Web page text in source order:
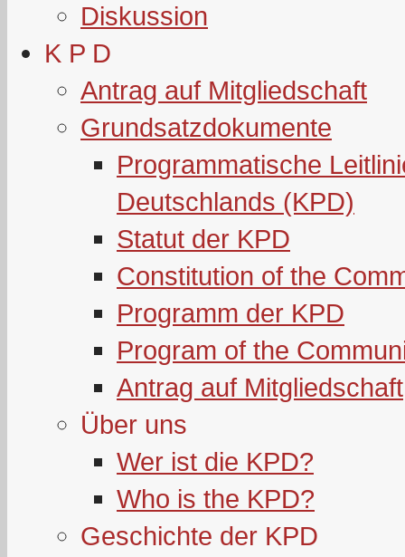
Diskussion
K P D
Antrag auf Mitgliedschaft
Grundsatzdokumente
Programmatische
Deutschlands (KPD)
Statut der KPD
Constitution of the
Programm der KPD
Program of the
Antrag auf Mitgliedschaft
Über uns
Wer ist die KPD?
Who is the KPD?
Geschichte der KPD